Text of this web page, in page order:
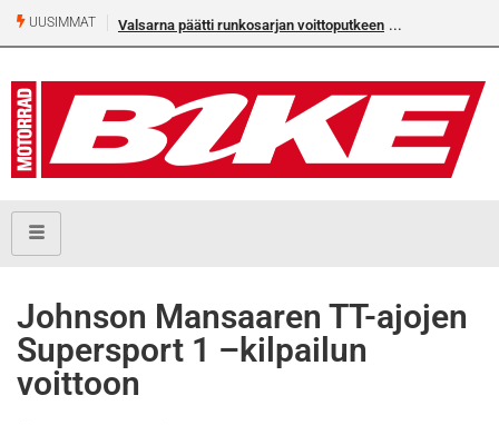
UUSIMMAT Valsarna päätti runkosarjan voittoputkeen
Johnson Mansaaren TT-ajojen
Supersport 1 –kilpailun
voittoon